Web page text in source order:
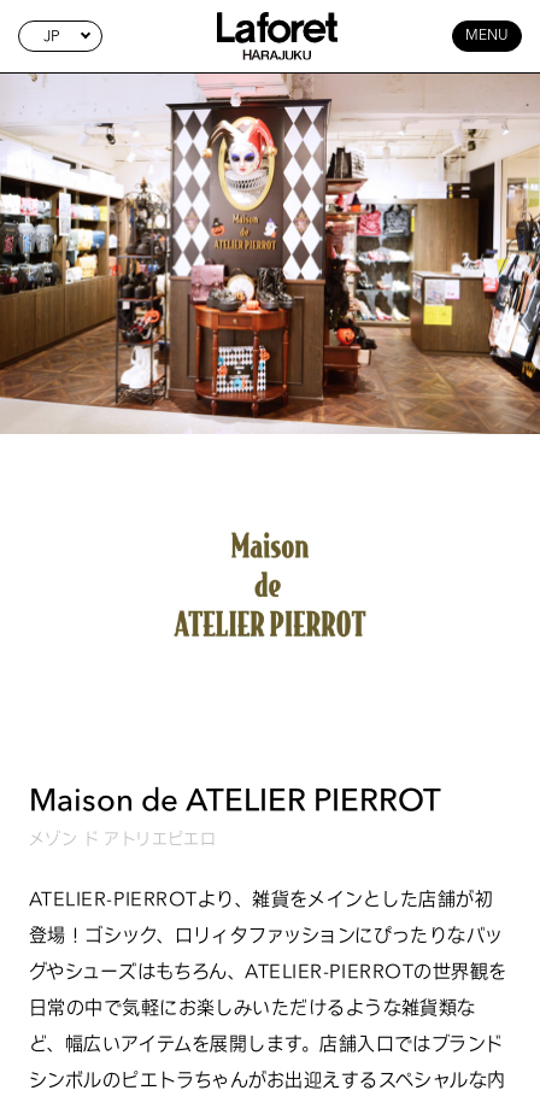
JP MENU
Maison de ATELIER PIERROT
メゾン ド アトリエピエロ
ATELIER-PIERROTより、雑貨をメインとした店舗が初
登場！ゴシック、ロリィタファッションにぴったりなバッ
グやシューズはもちろん、ATELIER-PIERROTの世界観を
日常の中で気軽にお楽しみいただけるような雑貨類な
ど、幅広いアイテムを展開します。店舗入口ではブランド
シンボルのピエトラちゃんがお出迎えするスペシャルな内